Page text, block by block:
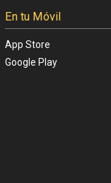
En tu Móvil
App Store
Google Play